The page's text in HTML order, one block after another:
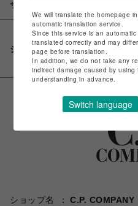
サイズ
シェアする
ショップ名
C.P. COMPANY
We will translate the homepage
automatic translation service.
Since this service is an
translated correctly and may
page before translation.
In addition, we do not take any
indirect damage caused by
understanding in advance.
Switch language